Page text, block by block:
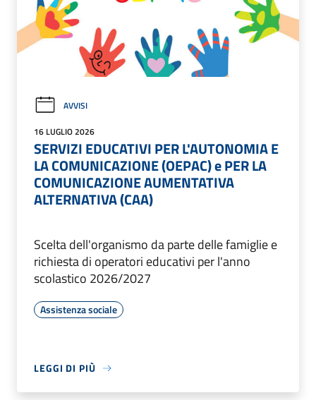
AVVISI
16 LUGLIO 2026
SERVIZI EDUCATIVI PER L'AUTONOMIA E
LA COMUNICAZIONE (OEPAC) e PER LA
COMUNICAZIONE AUMENTATIVA
ALTERNATIVA (CAA)
Scelta dell'organismo da parte delle famiglie e
richiesta di operatori educativi per l'anno
scolastico 2026/2027
Assistenza sociale
LEGGI DI PIÙ